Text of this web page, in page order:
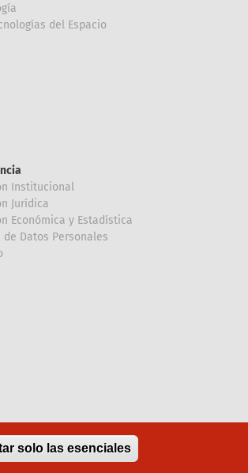
del Espacio
Institucional
Jurídica
Económica y Estadística
de Datos Personales
solo las esenciales